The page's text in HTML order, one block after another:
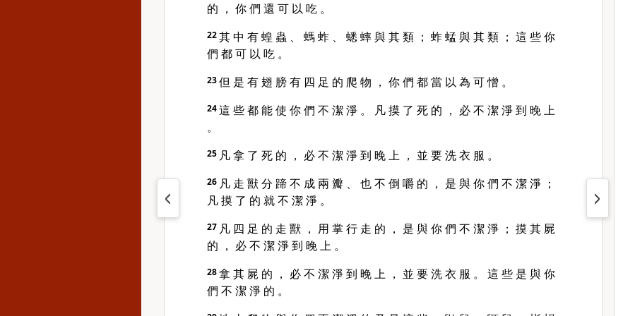
的 ， 你 們 還 可 以 吃 。
22其 中 有 蝗 蟲 、 螞 蚱 、 蟋 蟀 與 其 類 ； 蚱 蜢 與 其 類 ； 這 些 你
們 都 可 以 吃 。
23但 是 有 翅 膀 有 四 足 的 爬 物 ， 你 們 都 當 以 為 可 憎 。
24這 些 都 能 使 你 們 不 潔 淨 。 凡 摸 了 死 的 ， 必 不 潔 淨 到 晚 上
。
25 凡 拿 了 死 的 ， 必 不 潔 淨 到 晚 上 ， 並 要 洗 衣 服 。
26 凡 走 獸 分 蹄 不 成 兩 瓣 、 也 不 倒 嚼 的 ， 是 與 你 們 不 潔 淨 ；
凡 摸 了 的 就 不 潔 淨 。
27 凡 四 足 的 走 獸 ， 用 掌 行 走 的 ， 是 與 你 們 不 潔 淨 ； 摸 其 屍
的 ， 必 不 潔 淨 到 晚 上 。
28拿 其 屍 的 ， 必 不 潔 淨 到 晚 上 ， 並 要 洗 衣 服 。 這 些 是 與 你
們 不 潔 淨 的 。